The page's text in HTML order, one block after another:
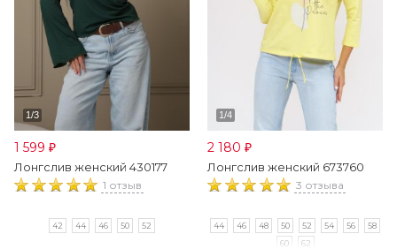
1 599 ₽
Лонгслив женский 430177
1 отзыв
42 44 46 50 52
2 180 ₽
Лонгслив женский 673760
3 отзыва
44 46 48 50 52 54 56
58
60
62